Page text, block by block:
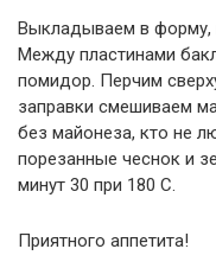
Выкладываем в форму,
Между пластинами
помидор. Перчим
заправки смешиваем
без майонеза, кто не
порезанные чеснок и
минут 30 при 180 С.
Приятного аппетита!